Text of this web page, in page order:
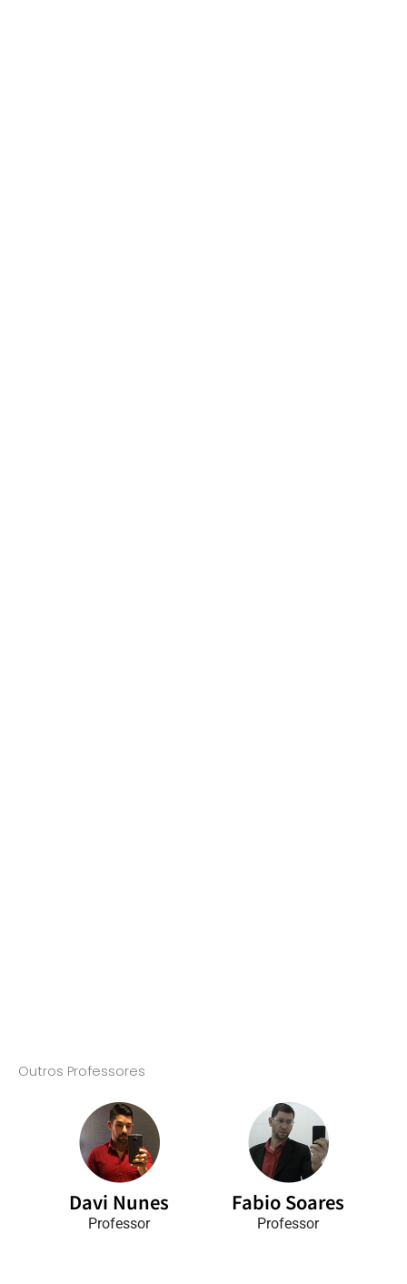
Outros Professores
Davi Nunes
Professor
Fabio Soares
Professor